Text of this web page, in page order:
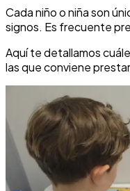
Cada niño o niña son
signos. Es frecuente
Aquí te detallamos
las que conviene